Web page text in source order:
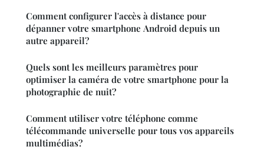
Comment configurer l'accès à distance pour
dépanner votre smartphone Android depuis un
autre appareil?
Quels sont les meilleurs paramètres pour
optimiser la caméra de votre smartphone pour la
photographie de nuit?
Comment utiliser votre téléphone comme
télécommande universelle pour tous vos appareils
multimédias?